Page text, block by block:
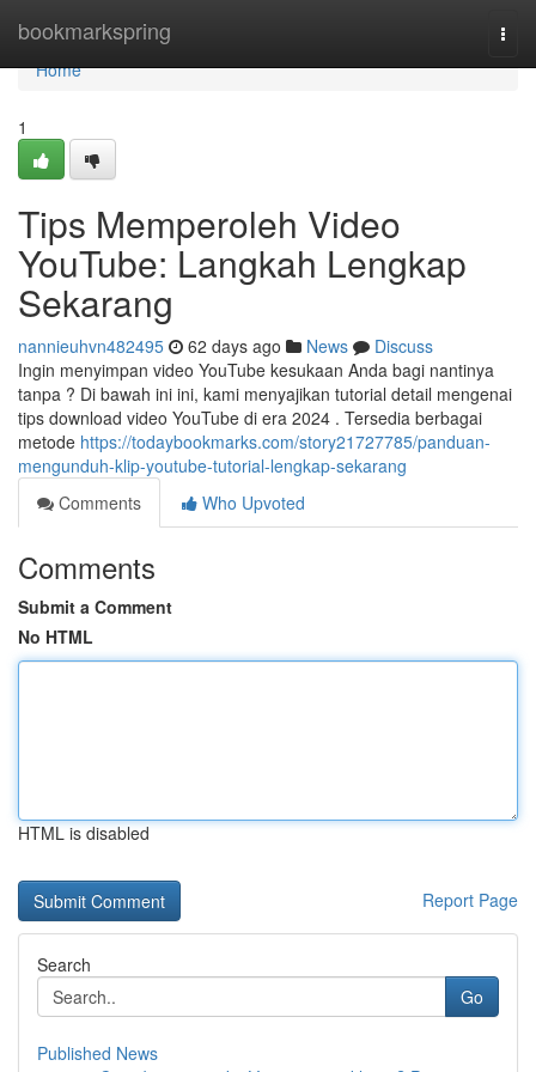
bookmarkspring
Home
Home
1
Tips Memperoleh Video
YouTube: Langkah Lengkap
Sekarang
nannieuhvn482495 62 days ago News
Discuss
Ingin menyimpan video YouTube kesukaan Anda bagi nantinya
tanpa ? Di bawah ini ini, kami menyajikan tutorial detail mengenai
tips download video YouTube di era 2024 . Tersedia berbagai
metode https://todaybookmarks.com/story21727785/panduan-
mengunduh-klip-youtube-tutorial-lengkap-sekarang
Comments
Who Upvoted
Comments
Submit a Comment
No HTML
HTML is disabled
Report Page
Search
Go
Published News